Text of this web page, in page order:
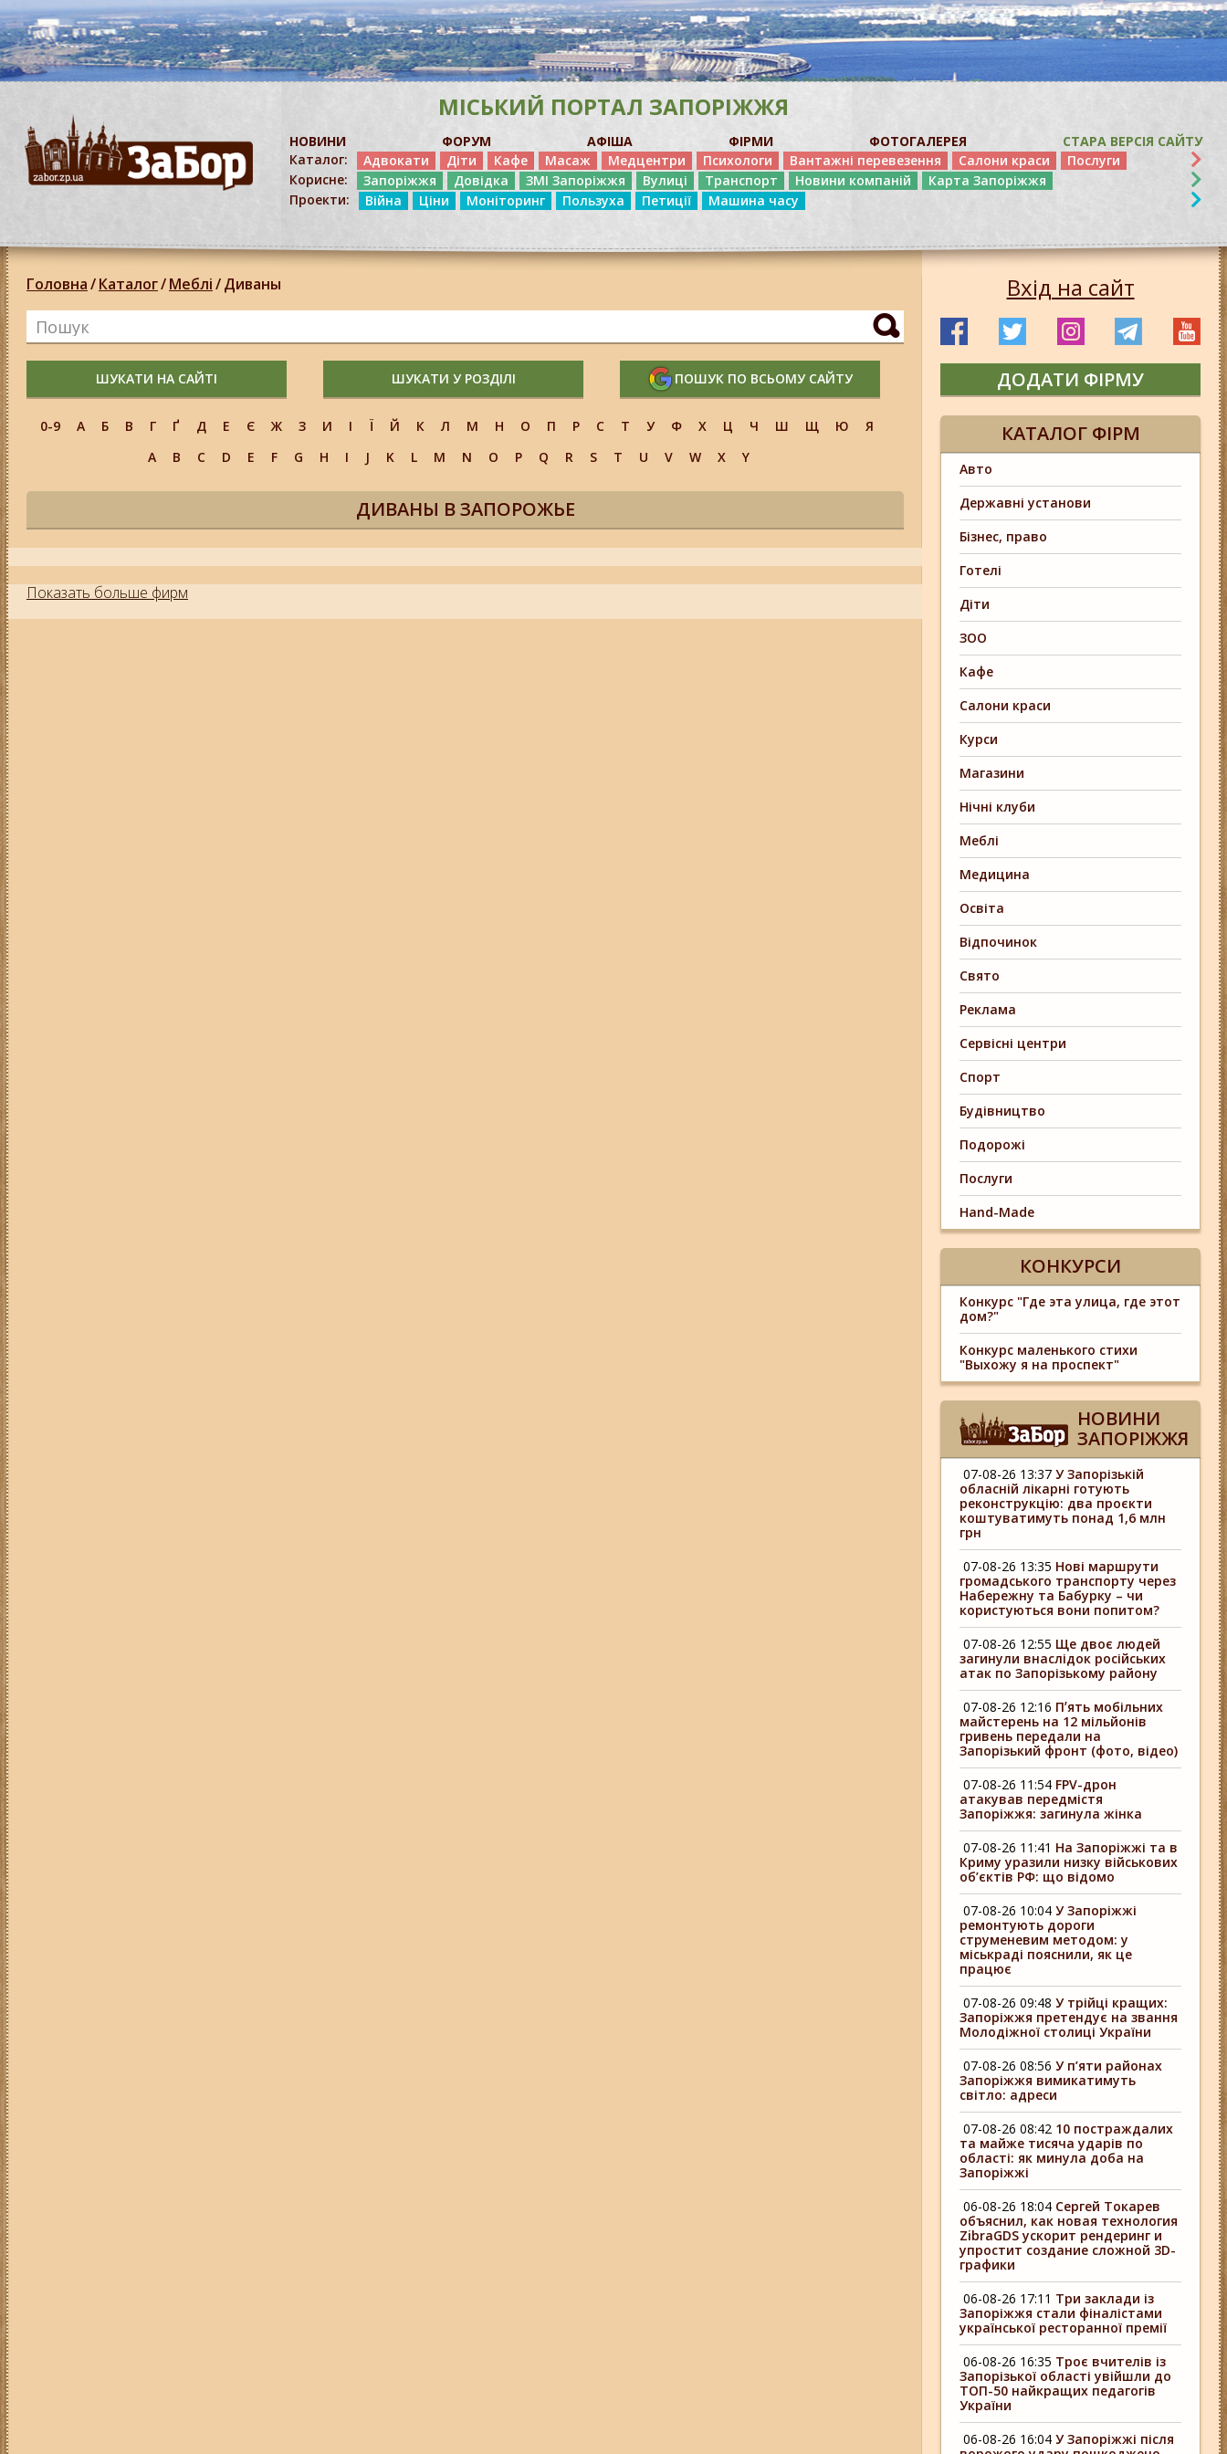
МІСЬКИЙ ПОРТАЛ ЗАПОРІЖЖЯ
НОВИНИ ФОРУМ АФІША ФІРМИ ФОТОГАЛЕРЕЯ
СТАРА ВЕРСІЯ САЙТУ
Каталог:
Адвокати Діти Кафе Масаж Медцентри Психологи Вантажні перевезення Салони краси
Послуги
Корисне:
Запоріжжя Довідка ЗМІ Запоріжжя Вулиці Транспорт Новини компаній
Карта Запоріжжя
Проекти:
Війна Ціни Моніторинг Пользуха Петиції Машина часу
Головна/Каталог/Меблі/Диваны
ШУКАТИ НА САЙТІ ШУКАТИ У РОЗДІЛІ ПОШУК ПО ВСЬОМУ САЙТУ
0-9 А Б В Г Ґ Д Е Є Ж З И І Ї Й К Л М Н О П Р С Т У Ф Х Ц Ч Ш Щ Ю
Я
A
B C D E F G H I J K L M N O P Q R S T U V W X Y
ДИВАНЫ В ЗАПОРОЖЬЕ
Показать больше фирм
Вхід на сайт
ДОДАТИ ФІРМУ
КАТАЛОГ ФІРМ
Авто
Державні установи
Бізнес, право
Готелі
Діти
ЗОО
Кафе
Салони краси
Курси
Магазини
Нічні клуби
Меблі
Медицина
Освіта
Відпочинок
Свято
Реклама
Сервісні центри
Спорт
Будівництво
Подорожі
Послуги
Hand-Made
КОНКУРСИ
Конкурс "Где эта улица, где этот
дом?"
Конкурс маленького стихи
"Выхожу я на проспект"
НОВИНИ
ЗАПОРІЖЖЯ
07-08-26 13:37 У Запорізькій
обласній лікарні готують
реконструкцію: два проєкти
коштуватимуть понад 1,6 млн
грн
07-08-26 13:35 Нові маршрути
громадського транспорту через
Набережну та Бабурку – чи
користуються вони попитом?
07-08-26 12:55 Ще двоє людей
загинули внаслідок російських
атак по Запорізькому району
07-08-26 12:16 Пʼять мобільних
майстерень на 12 мільйонів
гривень передали на
Запорізький фронт (фото, відео)
07-08-26 11:54 FPV-дрон
атакував передмістя
Запоріжжя: загинула жінка
07-08-26 11:41 На Запоріжжі та в
Криму уразили низку військових
об’єктів РФ: що відомо
07-08-26 10:04 У Запоріжжі
ремонтують дороги
струменевим методом: у
міськраді пояснили, як це
працює
07-08-26 09:48 У трійці кращих:
Запоріжжя претендує на звання
Молодіжної столиці України
07-08-26 08:56 У п’яти районах
Запоріжжя вимикатимуть
світло: адреси
07-08-26 08:42 10 постраждалих
та майже тисяча ударів по
області: як минула доба на
Запоріжжі
06-08-26 18:04 Сергей Токарев
объяснил, как новая технология
ZibraGDS ускорит рендеринг и
упростит создание сложной 3D-
графики
06-08-26 17:11 Три заклади із
Запоріжжя стали фіналістами
української ресторанної премії
06-08-26 16:35 Троє вчителів із
Запорізької області увійшли до
ТОП-50 найкращих педагогів
України
06-08-26 16:04 У Запоріжжі після